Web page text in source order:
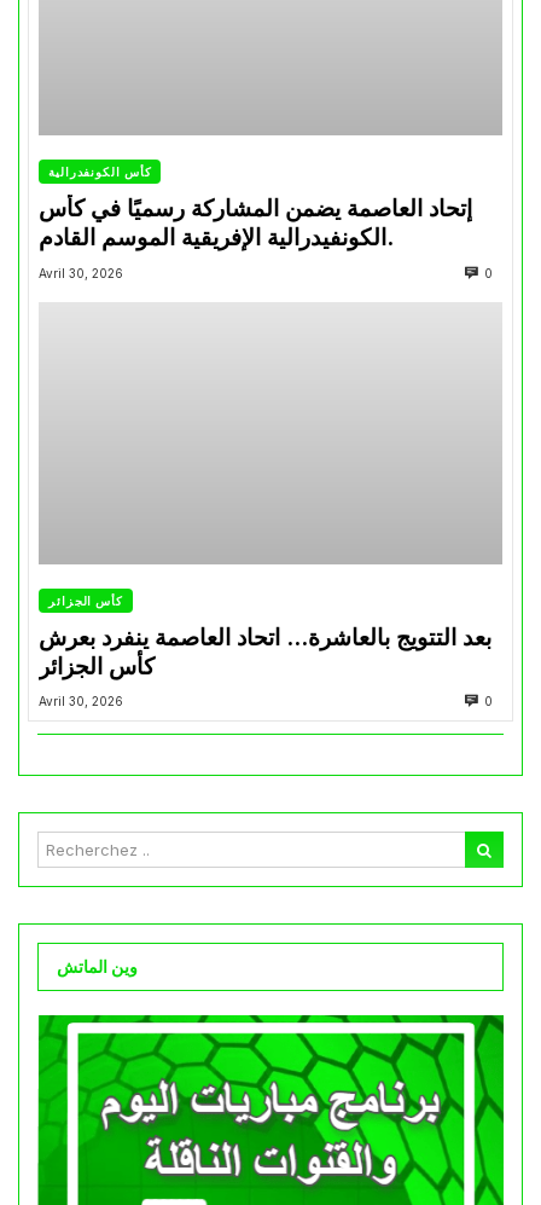
كأس الكونفدرالية
إتحاد العاصمة يضمن المشاركة رسميًا في كأس
الكونفيدرالية الإفريقية الموسم القادم.
Avril 30, 2026 0
كأس الجزائر
بعد التتويج بالعاشرة… اتحاد العاصمة ينفرد بعرش
كأس الجزائر
Avril 30, 2026 0
وين الماتش